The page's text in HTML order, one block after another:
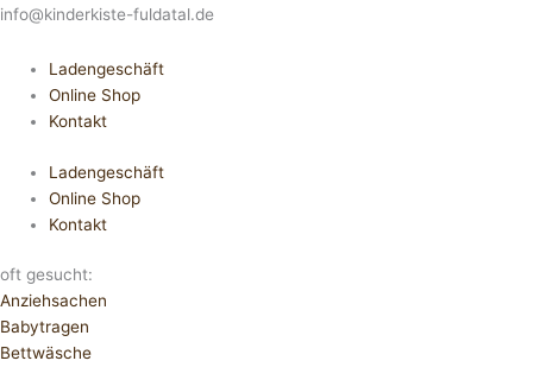
info@kinderkiste-fuldatal.de
Ladengeschäft
Online Shop
Kontakt
Ladengeschäft
Online Shop
Kontakt
oft gesucht:
Anziehsachen
Babytragen
Bettwäsche